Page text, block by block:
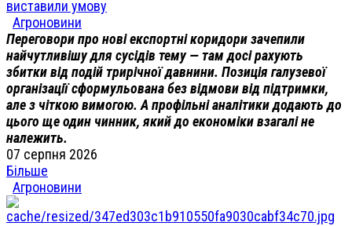
виставили умову
Агроновини
Переговори про нові експортні коридори зачепили
найчутливішу для сусідів тему — там досі рахують
збитки від подій трирічної давнини. Позиція галузевої
організації сформульована без відмови від підтримки,
але з чіткою вимогою. А профільні аналітики додають до
цього ще один чинник, який до економіки взагалі не
належить.
07 серпня 2026
Більше
Агроновини